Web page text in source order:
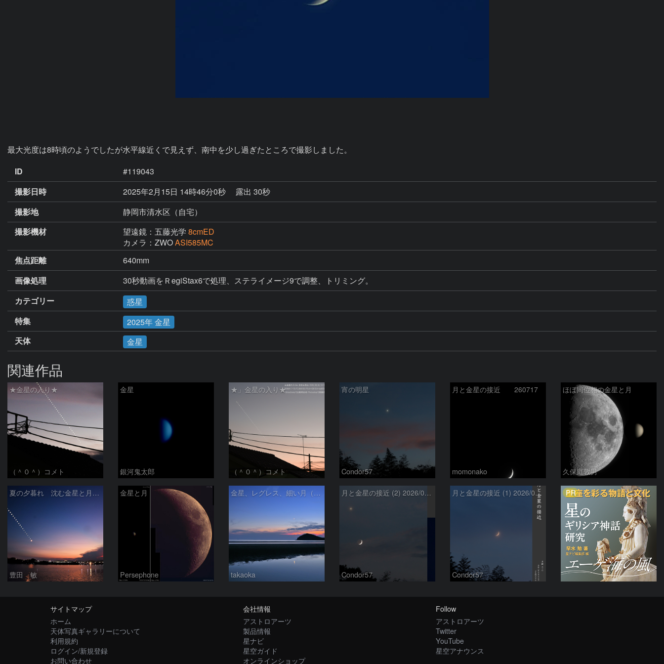
最大光度は8時頃のようでしたが水平線近くで見えず、南中を少し過ぎたところで撮影しました。
ID
#119043
撮影日時
2025年2月15日 14時46分0秒
露出 30秒
撮影地
静岡市清水区（自宅）
撮影機材
望遠鏡：五藤光学 8cmED
カメラ：ZWOASI585MC
焦点距離
640mm
画像処理
30秒動画をＲegiStax6で処理、ステライメージ9で調整、トリミング。
カテゴリー
惑星
特集
2025年 金星
天体
金星
関連作品
★金星の入り★
（＾０＾）コメト
金星
銀河鬼太郎
★」金星の入り★
（＾０＾）コメト
宵の明星
Condor57
月と金星の接近 260717
momonako
ほぼ同位相の金星と月
久保庭敦男
夏の夕暮れ 沈む金星と月 2026/7/20
豊田 敏
金星と月
Persephone
金星、レグレス、細い月（７月１６日）
takaoka
月と金星の接近 (2) 2026/07/17
Condor57
月と金星の接近 (1) 2026/07/17
Condor57
PR
サイトマップ
ホーム
天体写真ギャラリーについて
利用規約
ログイン/新規登録
お問い合わせ
会社情報
アストロアーツ
製品情報
星ナビ
星空ガイド
オンラインショップ
Follow
アストロアーツ
Twitter
YouTube
星空アナウンス